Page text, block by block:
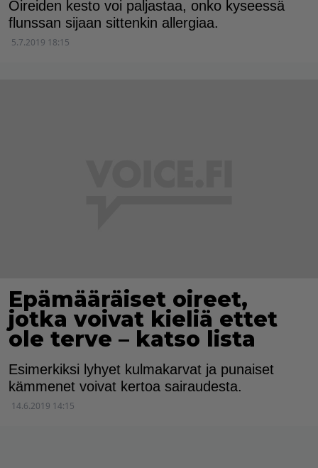
Oireiden kesto voi paljastaa, onko kyseessä
flunssan sijaan sittenkin allergiaa.
5.7.2019 18:15
Epämääräiset oireet,
jotka voivat kieliä ettet
ole terve – katso lista
Esimerkiksi lyhyet kulmakarvat ja punaiset
kämmenet voivat kertoa sairaudesta.
14.6.2019 14:15